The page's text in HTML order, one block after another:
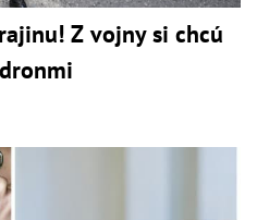
Z vojny si chcú